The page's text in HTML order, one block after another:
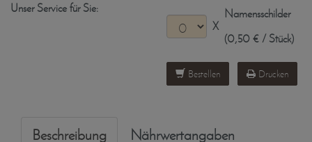
Unser Service für Sie:
X
Namensschilder
(0,50 € / Stück)
Bestellen Drucken
Beschreibung Nährwertangaben